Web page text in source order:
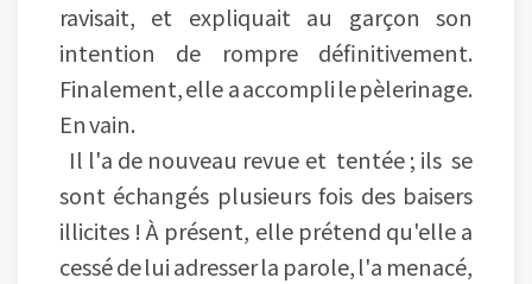
ravisait, et expliquait au garçon son
intention de rompre définitivement.
Finalement, elle a accompli le pèlerinage.
En vain.
Il l'a de nouveau revue et tentée ; ils se
sont échangés plusieurs fois des baisers
illicites ! À présent, elle prétend qu'elle a
cessé de lui adresser la parole, l'a menacé,